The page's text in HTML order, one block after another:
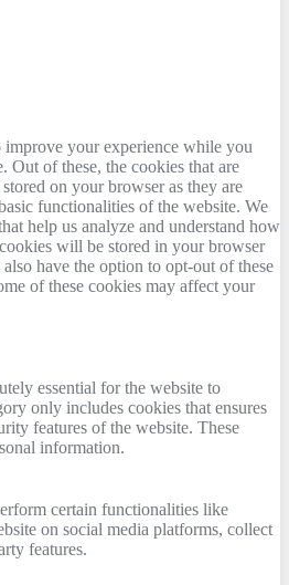
improve your experience while you
Out of these, the cookies that are
on your browser as they are
functionalities of the website. We
help us analyze and understand how
will be stored in your browser
have the option to opt-out of these
of these cookies may affect your
essential for the website to
only includes cookies that ensures
features of the website. These
information.
certain functionalities like
on social media platforms, collect
features.